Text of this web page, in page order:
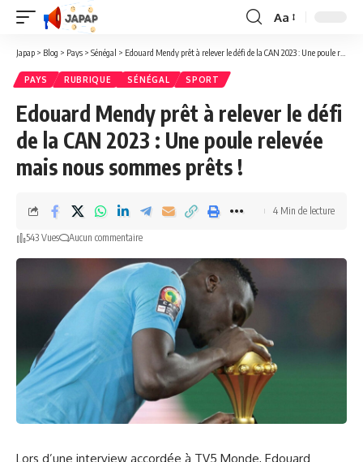
Redimensionner
la
Aa
Japap > Blog > Pays > Sénégal > Edouard Mendy prêt à relever le défi de la CAN 2023 : Une poule relevée mais nous sommes prêts !
PAYS RUBRIQUE SÉNÉGAL SPORT
Edouard Mendy prêt à relever le défi
de la CAN 2023 : Une poule relevée
mais nous sommes prêts !
543 Vues Aucun commentaire
4 Min de lecture
Lors d’une⁤ interview accordée à TV5 Monde, Edouard